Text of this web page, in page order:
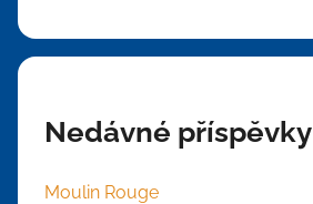
Nedávné příspěvky
Moulin Rouge